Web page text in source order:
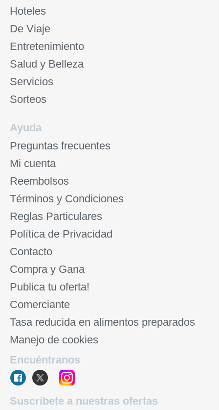
Hoteles
De Viaje
Entretenimiento
Salud y Belleza
Servicios
Sorteos
Ayuda
Preguntas frecuentes
Mi cuenta
Reembolsos
Términos y Condiciones
Reglas Particulares
Política de Privacidad
Contacto
Compra y Gana
Publica tu oferta!
Comerciante
Tasa reducida en alimentos preparados
Manejo de cookies
Encuéntranos
Suscríbete a nuestras ofertas